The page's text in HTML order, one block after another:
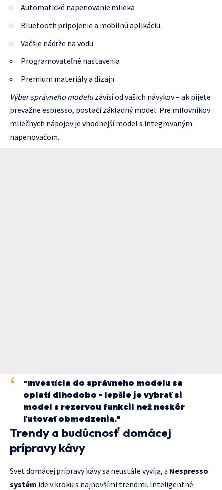
Automatické napenovanie mlieka
Bluetooth pripojenie a mobilnú aplikáciu
Väčšie nádrže na vodu
Programovateľné nastavenia
Premium materiály a dizajn
Výber správneho modeluzávisí od vašich návykov – ak pijete
prevažne espresso, postačí základný model. Pre milovníkov
mliečnych nápojov je vhodnejší model s integrovaným
napenovačom.
"Investícia do správneho modelu sa
oplatí dlhodobo – lepšie je vybrať si
model s rezervou funkcií než neskôr
ľutovať obmedzenia."
Trendy a budúcnosť domácej
prípravy kávy
Svet domácej prípravy kávy sa neustále vyvíja, a Nespresso
systém ide v kroku s najnovšími trendmi. Inteligentné